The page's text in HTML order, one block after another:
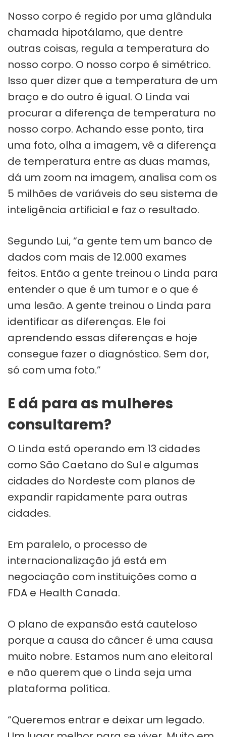
Nosso corpo é regido por uma glândula
chamada hipotálamo, que dentre
outras coisas, regula a temperatura do
nosso corpo. O nosso corpo é simétrico.
Isso quer dizer que a temperatura de um
braço e do outro é igual. O Linda vai
procurar a diferença de temperatura no
nosso corpo. Achando esse ponto, tira
uma foto, olha a imagem, vê a diferença
de temperatura entre as duas mamas,
dá um zoom na imagem, analisa com os
5 milhões de variáveis do seu sistema de
inteligência artificial e faz o resultado.
Segundo Lui, “a gente tem um banco de
dados com mais de 12.000 exames
feitos. Então a gente treinou o Linda para
entender o que é um tumor e o que é
uma lesão. A gente treinou o Linda para
identificar as diferenças. Ele foi
aprendendo essas diferenças e hoje
consegue fazer o diagnóstico. Sem dor,
só com uma foto.”
E dá para as mulheres
consultarem?
O Linda está operando em 13 cidades
como São Caetano do Sul e algumas
cidades do Nordeste com planos de
expandir rapidamente para outras
cidades.
Em paralelo, o processo de
internacionalização já está em
negociação com instituições como a
FDA e Health Canada.
O plano de expansão está cauteloso
porque a causa do câncer é uma causa
muito nobre. Estamos num ano eleitoral
e não querem que o Linda seja uma
plataforma política.
“Queremos entrar e deixar um legado.